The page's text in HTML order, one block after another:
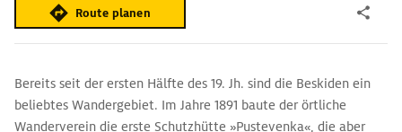
Route planen
Bereits seit der ersten Hälfte des 19. Jh. sind die Beskiden ein
beliebtes Wandergebiet. Im Jahre 1891 baute der örtliche
Wanderverein die erste Schutzhütte »Pustevenka«, die aber